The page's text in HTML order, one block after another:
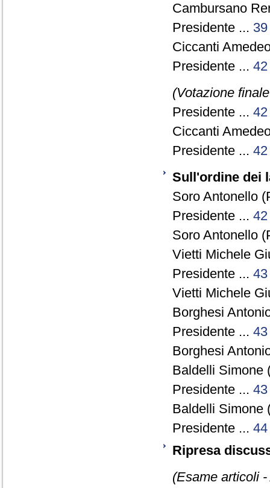
Cambursano
Presidente ... 39
Ciccanti
Presidente ... 42
(Votazione
Presidente ... 42
Ciccanti
Presidente ... 42
Sull'ordine dei
Soro Antonello
Presidente ... 42
Soro Antonello
Vietti Michele
Presidente ... 43
Vietti Michele
Borghesi
Presidente ... 43
Borghesi
Baldelli Simone
Presidente ... 43
Baldelli Simone
Presidente ... 44
Ripresa
(Esame articoli